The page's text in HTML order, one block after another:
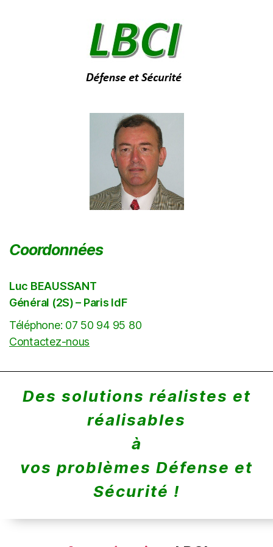
Coordonnées
Luc BEAUSSANT
Général (2S) – Paris IdF
Téléphone: 07 50 94 95 80
Contactez-nous
Des solutions réalistes et
réalisables
à
vos problèmes Défense et
Sécurité !